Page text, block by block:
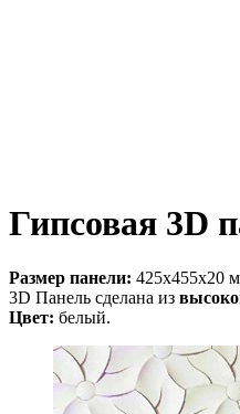
Гипсовая 3D
Размер панели: 425х455х20
3D Панель сделана из
Цвет: белый.